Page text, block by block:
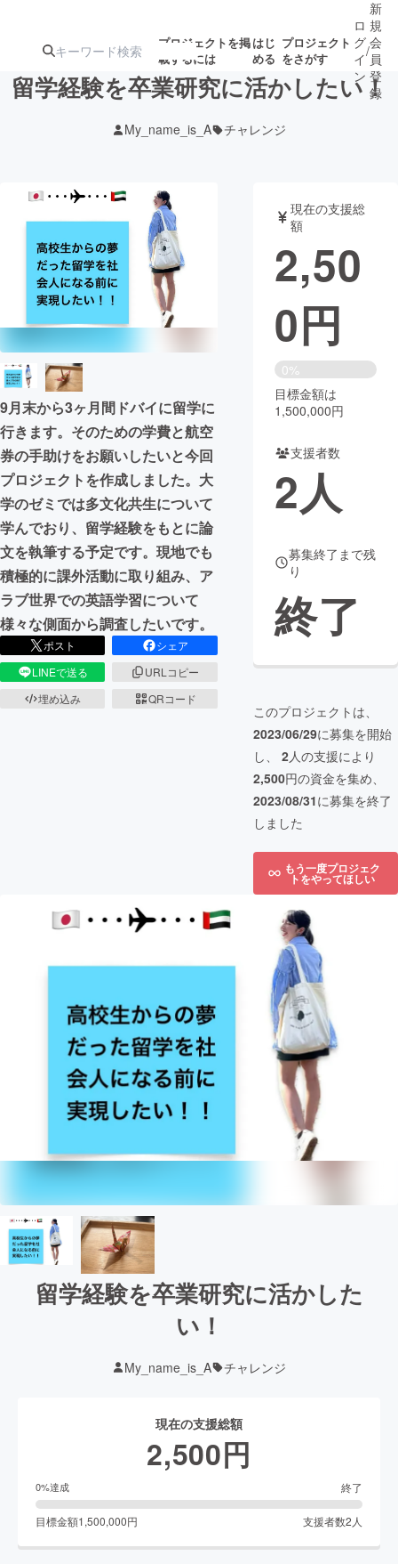
プロジェクトを掲
載するには
はじ
める
プロジェクト
をさがす
アート・写真
テクノロジー・ガジェット ゲーム・サ
チャレンジ
まちづくり・地域活性化
CAMPFIRE for Social Good
CAMPFIRE Creation
CAMPFIREふるさと納税machi-ya コミュニティ
ロ
グ
イ
ン
/
新
規
会
員
登
録
留学経験を卒業研究に活かしたい！
My_name_is_A チャレンジ
9月末から3ヶ月間ドバイに留学に
行きます。そのための学費と航空
券の手助けをお願いしたいと今回
プロジェクトを作成しました。大
学のゼミでは多文化共生について
学んでおり、留学経験をもとに論
文を執筆する予定です。現地でも
積極的に課外活動に取り組み、ア
ラブ世界での英語学習について
様々な側面から調査したいです。
ポスト
シェア
LINEで送る
URLコピー
埋め込み
QRコード
現在の支援総
額
2,50
0円
0%
目標金額は
1,500,000円
支援者数
2人
募集終了まで残
り
終了
このプロジェクトは、
2023/06/29に募集を開始
し、 2人の支援により
2,500円の資金を集め、
2023/08/31に募集を終了
しました
もう一度プロジェク
トをやってほしい
留学経験を卒業研究に活かした
い！
My_name_is_A チャレンジ
現在の支援総額
2,500円
0%達成 終了
目標金額1,500,000円 支援者数2 人